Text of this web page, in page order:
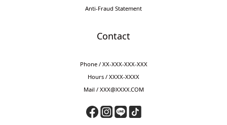
Anti-Fraud Statement
Contact
Phone / XX-XXX-XXX-XXX
Hours / XXXX-XXXX
Mail / XXX@XXXX.COM